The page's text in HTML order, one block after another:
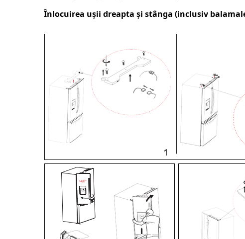
Înlocuirea ușii dreapta și stânga (inclusiv